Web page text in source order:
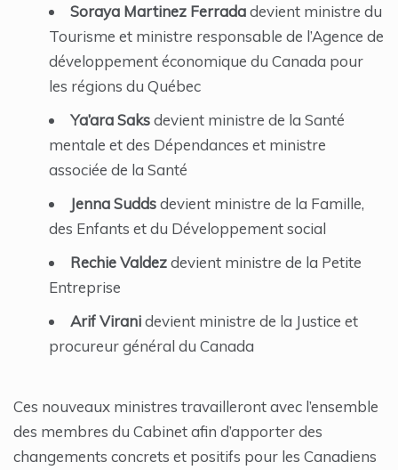
Soraya Martinez Ferradadevient ministre du
Tourisme et ministre responsable de l’Agence de
développement économique du Canada pour
les régions du Québec
Ya’ara Saksdevient ministre de la Santé
mentale et des Dépendances et ministre
associée de la Santé
Jenna Suddsdevient ministre de la Famille,
des Enfants et du Développement social
Rechie Valdezdevient ministre de la Petite
Entreprise
Arif Viranidevient ministre de la Justice et
procureur général du Canada
Ces nouveaux ministres travailleront avec l’ensemble
des membres du Cabinet afin d’apporter des
changements concrets et positifs pour les Canadiens